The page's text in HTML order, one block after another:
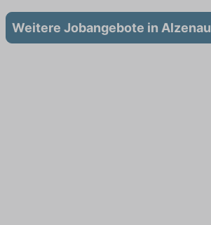
Weitere Jobangebote in Alzenau